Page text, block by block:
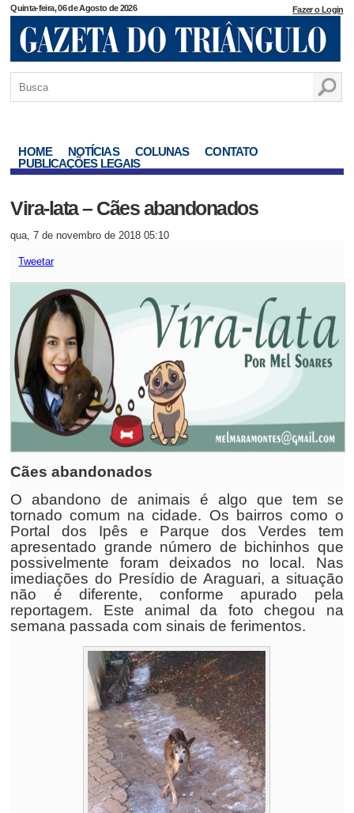
Quinta-feira, 06 de Agosto de 2026 Fazer o Login
HOME NOTÍCIAS COLUNAS
CONTATO
PUBLICAÇÕES LEGAIS
Vira-lata – Cães abandonados
qua, 7 de novembro de 2018 05:10
Tweetar
Cães abandonados
O abandono de animais é algo que tem se
tornado comum na cidade. Os bairros como o
Portal dos Ipês e Parque dos Verdes tem
apresentado grande número de bichinhos que
possivelmente foram deixados no local. Nas
imediações do Presídio de Araguari, a situação
não é diferente, conforme apurado pela
reportagem. Este animal da foto chegou na
semana passada com sinais de ferimentos.